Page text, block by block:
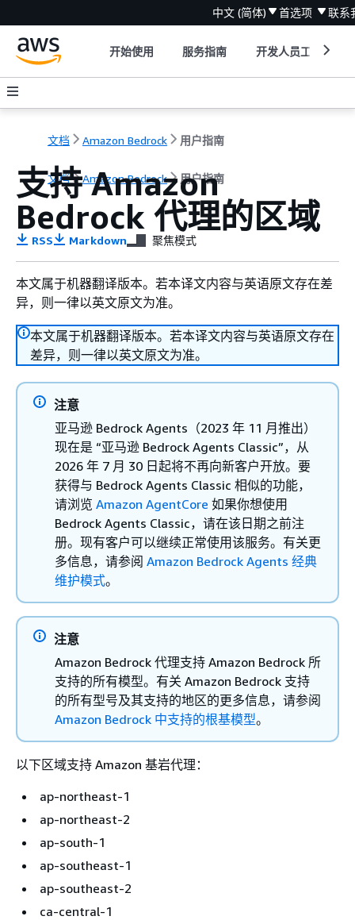
中文 (简体) 首选项 联系
开始使用 服务指南 开发人员工具
文档 Amazon Bedrock 用户指南
文档 Amazon Bedrock 用户指南
支持 Amazon
Bedrock 代理的区域
RSS Markdown 聚焦模式
本文属于机器翻译版本。若本译文内容与英语原文存在差
异，则一律以英文原文为准。
本文属于机器翻译版本。若本译文内容与英语原文存在
差异，则一律以英文原文为准。
注意
亚马逊 Bedrock Agents（2023 年 11 月推出）
现在是 “亚马逊 Bedrock Agents Classic”，从
2026 年 7 月 30 日起将不再向新客户开放。要
获得与 Bedrock Agents Classic 相似的功能，
请浏览 Amazon AgentCore 如果你想使用
Bedrock Agents Classic，请在该日期之前注
册。现有客户可以继续正常使用该服务。有关更
多信息，请参阅 Amazon Bedrock Agents 经典
维护模式。
注意
Amazon Bedrock 代理支持 Amazon Bedrock 所
支持的所有模型。有关 Amazon Bedrock 支持
的所有型号及其支持的地区的更多信息，请参阅
Amazon Bedrock 中支持的根基模型。
以下区域支持 Amazon 基岩代理：
ap-northeast-1
ap-northeast-2
ap-south-1
ap-southeast-1
ap-southeast-2
ca-central-1